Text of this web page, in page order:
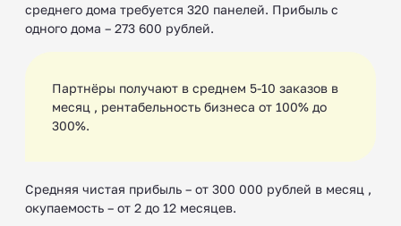
среднего дома требуется 320 панелей. Прибыль с
одного дома – 273 600 рублей.
Партнёры получают в среднем 5-10 заказов в
месяц , рентабельность бизнеса от 100% до
300%.
Средняя чистая прибыль – от 300 000 рублей в месяц ,
окупаемость – от 2 до 12 месяцев.